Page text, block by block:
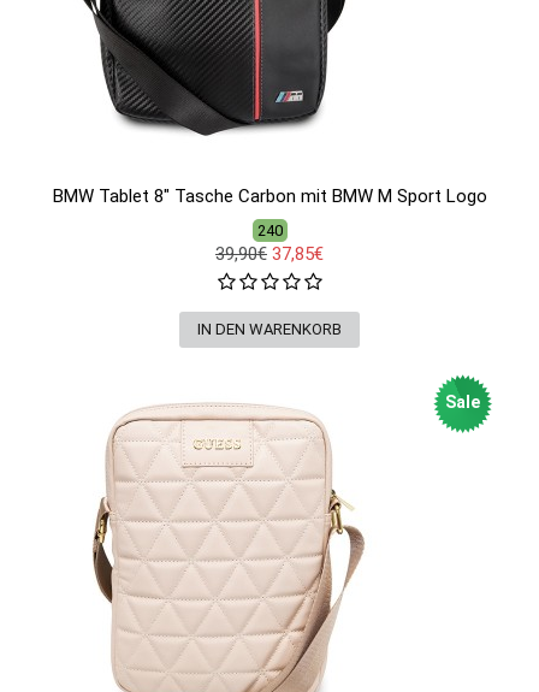
BMW Tablet 8" Tasche Carbon mit BMW M Sport Logo
240
39,90€ 37,85€
Sale